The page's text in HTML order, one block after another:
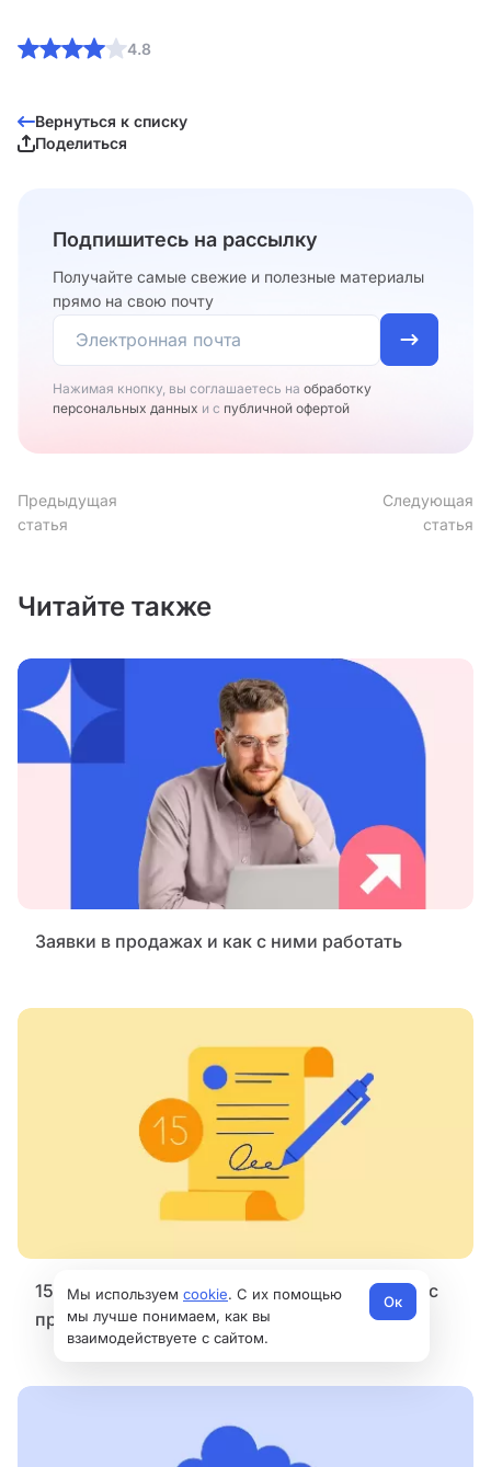
Мы используем cookie. С их помощью
мы лучше понимаем, как вы
взаимодействуете с сайтом.
Ок
4.8
Вернуться к списку
Поделиться
Подпишитесь на рассылку
Получайте самые свежие и полезные материалы
прямо на свою почту
Нажимая кнопку, вы соглашаетесь на обработку
персональных данных и с публичной офертой
Предыдущая
статья
Следующая
статья
Читайте также
Заявки в продажах и как с ними работать
15 способов завершения сделки в продажах с
примерами